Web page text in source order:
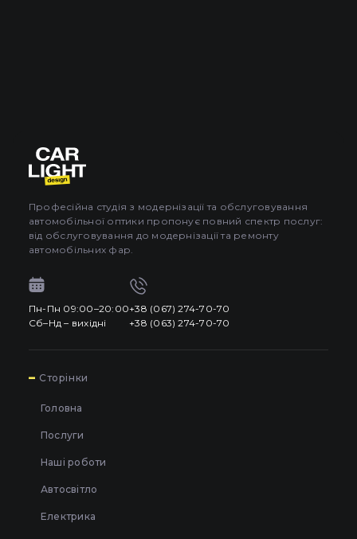
Професійна студія з модернізації та обслуговування
автомобільної оптики пропонує повний спектр послуг:
від обслуговування до модернізації та ремонту
автомобільних фар.
Пн-Пн 09:00–20:00
Сб–Нд – вихідні
+38 (067) 274-70-70
+38 (063) 274-70-70
Сторінки
Головна
Послуги
Наші роботи
Автосвітло
Електрика